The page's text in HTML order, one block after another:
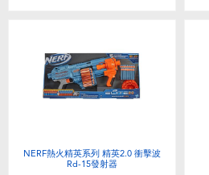
NERF熱火精英系列 精英2.0 衝擊波
Rd-15發射器